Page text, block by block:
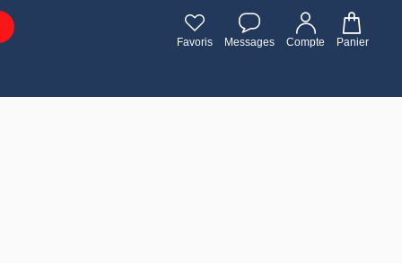
Favoris Messages Compte Panier